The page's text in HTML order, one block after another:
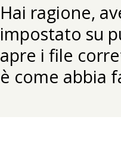
Hai ragione,
impostato su
apre i file
è come abbia